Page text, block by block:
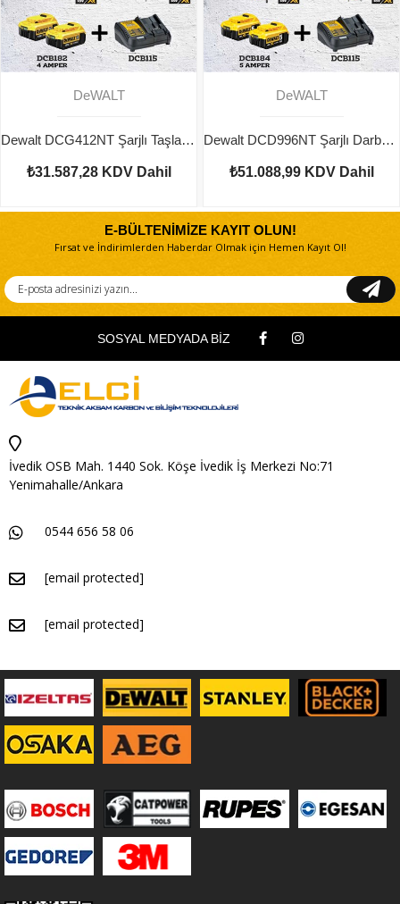
DeWALT
Dewalt DCG412NT Şarjlı Taşlama 2 adet
₺31.587,28 KDV Dahil
DeWALT
Dewalt DCD996NT Şarjlı Darbeli Vidalama 2 adet
₺51.088,99 KDV Dahil
E-BÜLTENİMİZE KAYIT OLUN!
Fırsat ve İndirimlerden Haberdar Olmak için Hemen Kayıt Ol!
SOSYAL MEDYADA BİZ
İvedik OSB Mah. 1440 Sok. Köşe İvedik İş Merkezi No:71
Yenimahalle/Ankara
0544 656 58 06
[email protected]
[email protected]